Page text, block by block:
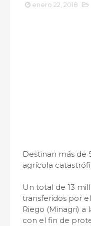
enero 22, 2018
Destinan más de
agrícola
Un total de 13
transferidos por
Riego (Minagri) a
con el fin de